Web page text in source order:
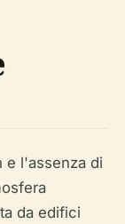
e l'assenza di
da edifici